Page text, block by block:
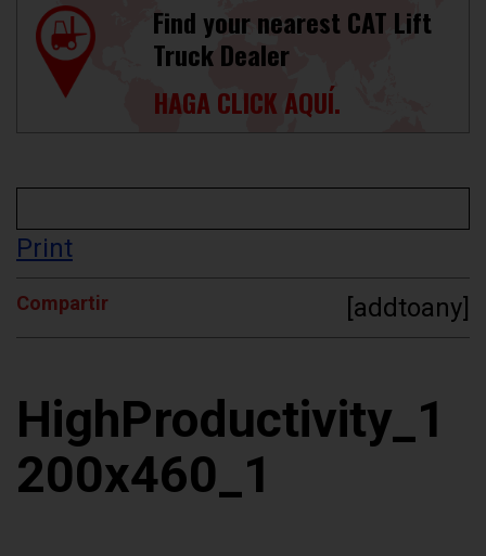
Find your nearest CAT Lift
Truck Dealer
HAGA CLICK AQUÍ.
Print
Compartir [addtoany]
HighProductivity_1
200x460_1